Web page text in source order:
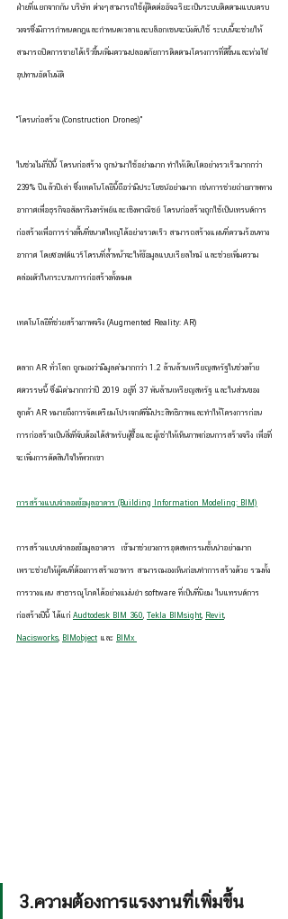
ฝ่ายที่แยกจากกัน บริษัท ต่างๆสามารถใช้ผู้ติดต่ออัจฉริยะเป็นระบบติดตามแบบครบ
วงจรซึ่งมีการกำหนดกฎและกำหนดเวลาและบล็อกเชนจะบังคับใช้ ระบบนี้จะช่วยให้
สามารถปิดการขายได้เร็วขึ้นเพิ่มความปลอดภัยการติดตามโครงการที่ดีขึ้นและห่วงโซ่
อุปทานอัตโนมัติ
"โดรนก่อสร้าง (Construction Drones)"
ในช่วงไม่กี่ปีนี้ โดรนก่อสร้าง ถูกนำมาใช้อย่างมาก ทำให้เติบโตอย่างรวเร็วมากกว่า
239% ปีแล้วปีเล่า ซึ่งเทคโนโลยีนี้ถือว่ามีประโยชน์อย่างมาก เช่นการช่วยถ่ายภาพทาง
อากาศเพื่อธุรกิจอสังหาริมทรัพย์และเชิงพาณิชย์ โดรนก่อสร้างถูกใช้เป็นเทรนด์การ
ก่อสร้างเพื่อการร่างพื้นที่ขนาดใหญ่ได้อย่างรวดเร็ว สามารถสร้างแผนที่ความร้อนทาง
อากาศ โดยซอฟต์แวร์โดรนที่ล้ำหน้าจะให้ข้อมูลแบบเรียลไทม์ และช่วยเพิ่มความ
คล่องตัวในกระบวนการก่อสร้างทั้งหมด
เทคโนโลยีที่ช่วยสร้างภาพจริง (Augmented Reality: AR)
ตลาก AR ทั่วโลก ถูกมองว่ามีมูลค่ามากกว่า 1.2 ล้านล้านเหรียญสหรัฐในช่วงท้าย
ศตวรรษนี้ ซึ่งมีค่ามากกว่าปี 2019 อยู่ที่ 37 พันล้านเหรียญสหรัฐ และในส่วนของ
ลูกค้า AR หมายถึงการจัดเตรียมโปรเจกต์ที่มีประสิทธิภาพและทำให้โครงการก่อน
การก่อสร้างเป็นสิ่งที่จับต้องได้สำหรับผู้ซื้อและผู้เช่าให้เห็นภาพก่อนการสร้างจริง เพื่อที่
จะเพิ่มการตัดสินใจให้พวกเขา
การสร้างแบบจำลองข้อมูลอาคาร (Building Information Modeling: BIM)
การสร้างแบบจำลองข้อมูลอาคาร  เข้ามาช่วยวงการอุตสหกรรมชั้นนำอย่างมาก
เพราะช่วยให้ผู้คนที่ต้องการสร้างอาหาร สามารถมองเห็นก่อนทำการสร้างด้วย รวมทั้ง
การวางแผน สาธารณูโภคได้อย่างแม่นยำ software ที่เป็นที่นิยม ในแทรนด์การ
ก่อสร้างปีนี้ ได้แก่ Audtodesk BIM 360, Tekla BIMsight, Revit,
Nacisworks, BIMobject และ BIMx
3.ความต้องการแรงงานที่เพิ่มขึ้น